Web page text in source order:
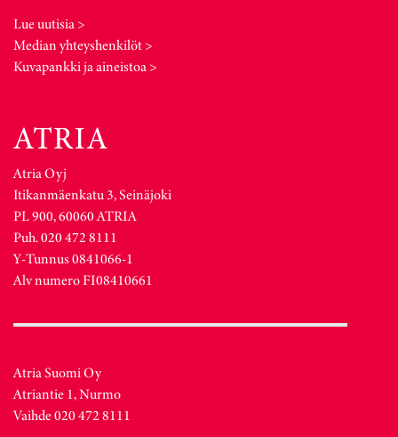
Lue uutisia >
Median yhteyshenkilöt >
Kuvapankki ja aineistoa >
Atria Oyj
Itikanmäenkatu 3, Seinäjoki
PL 900, 60060 ATRIA
Puh. 020 472 8111
Y-Tunnus 0841066-1
Alv numero FI08410661
Atria Suomi Oy
Atriantie 1, Nurmo
Vaihde 020 472 8111